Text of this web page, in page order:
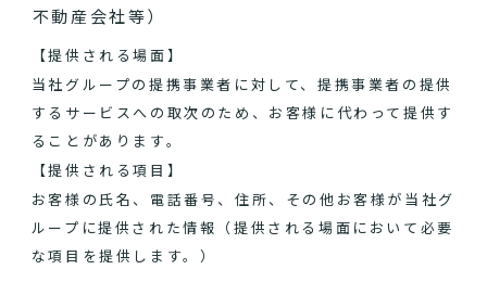
不動産会社等）
【提供される場面】
当社グループの提携事業者に対して、提携事業者の提供
するサービスへの取次のため、お客様に代わって提供す
ることがあります。
【提供される項目】
お客様の氏名、電話番号、住所、その他お客様が当社グ
ループに提供された情報（提供される場面において必要
な項目を提供します。）